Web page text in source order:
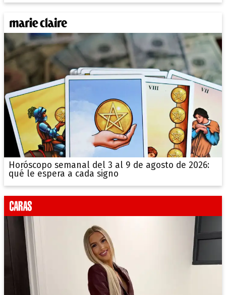
Horóscopo semanal del 3 al 9 de agosto de 2026:
qué le espera a cada signo